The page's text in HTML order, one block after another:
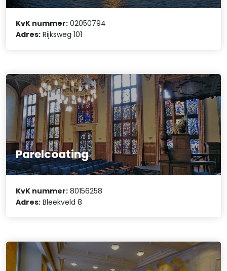
KvK nummer: 02050794
Adres: Rijksweg 101
Parelcoating
KvK nummer: 80156258
Adres: Bleekveld 8